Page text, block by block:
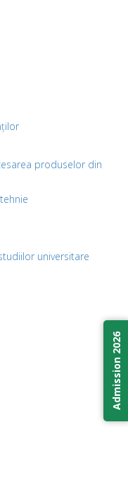
produselor din
universitare
Admission 2026